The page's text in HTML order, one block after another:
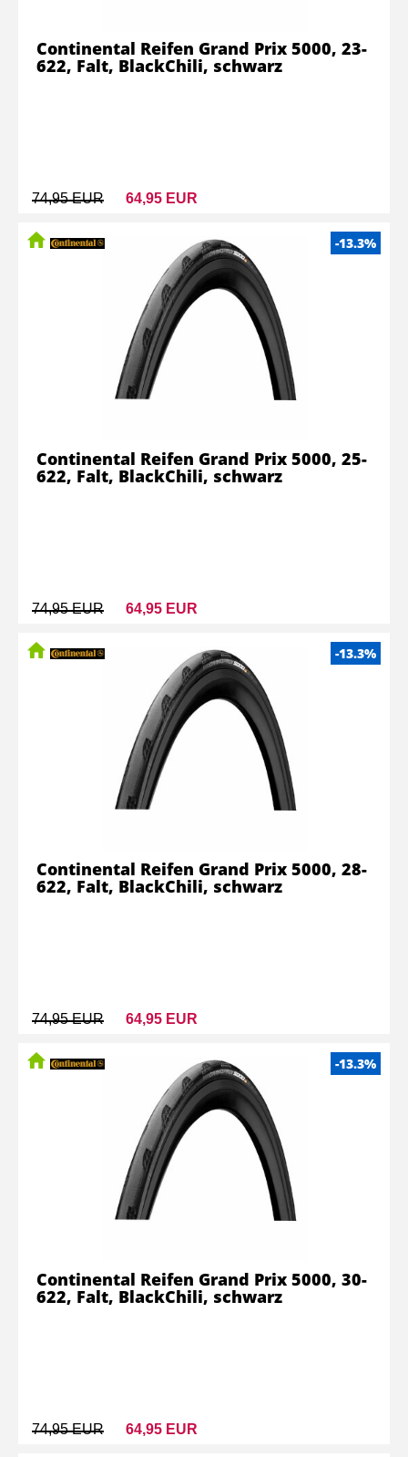
74,95 EUR 64,95 EUR
Continental Reifen Grand Prix 5000, 23-
622, Falt, BlackChili, schwarz
-13.3%
74,95 EUR 64,95 EUR
Continental Reifen Grand Prix 5000, 25-
622, Falt, BlackChili, schwarz
-13.3%
74,95 EUR 64,95 EUR
Continental Reifen Grand Prix 5000, 28-
622, Falt, BlackChili, schwarz
-13.3%
74,95 EUR 64,95 EUR
Continental Reifen Grand Prix 5000, 30-
622, Falt, BlackChili, schwarz